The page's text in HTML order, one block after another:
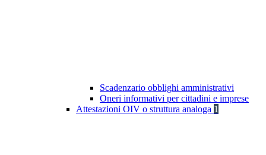
Scadenzario obblighi amministrativi
Oneri informativi per cittadini e imprese
Attestazioni OIV o struttura analoga 1